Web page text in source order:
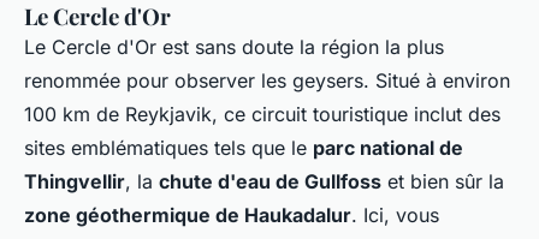
Le Cercle d'Or
Le Cercle d'Or est sans doute la région la plus
renommée pour observer les geysers. Situé à environ
100 km de Reykjavik, ce circuit touristique inclut des
sites emblématiques tels que le parc national de
Thingvellir, la chute d'eau de Gullfoss et bien sûr la
zone géothermique de Haukadalur. Ici, vous